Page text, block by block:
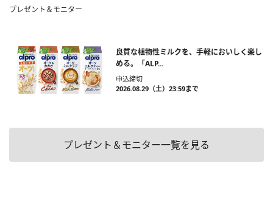
プレゼント＆モニター
良質な植物性ミルクを、手軽においしく楽し
める。「ALP...
申込締切
2026.08.29（土）23:59まで
プレゼント＆モニター一覧を見る